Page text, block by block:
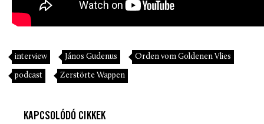
interview János Gudenus Orden vom Goldenen Vlies
podcast Zerstörte Wappen
KAPCSOLÓDÓ CIKKEK